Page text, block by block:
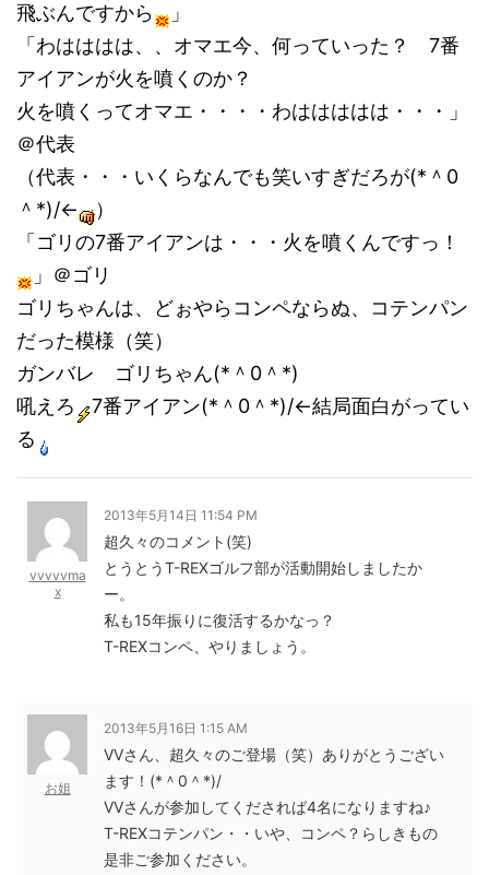
飛ぶんですから
」
「わはははは、、オマエ今、何っていった？ 7番
アイアンが火を噴くのか？
火を噴くってオマエ・・・・わははははは・・・」
＠代表
（代表・・・いくらなんでも笑いすぎだろが(*＾0
＾*)/←
）
「ゴリの7番アイアンは・・・火を噴くんですっ！
」＠ゴリ
ゴリちゃんは、どぉやらコンペならぬ、コテンパン
だった模様（笑）
ガンバレ ゴリちゃん(*＾0＾*)
吼えろ
7番アイアン(*＾0＾*)/←結局面白がってい
る
vvvvvma
x
2013年5月14日 11:54 PM
超久々のコメント(笑)
とうとうT-REXゴルフ部が活動開始しましたか
ー。
私も15年振りに復活するかなっ？
T-REXコンペ、やりましょう。
お姐
2013年5月16日 1:15 AM
VVさん、超久々のご登場（笑）ありがとうござい
ます！(*＾0＾*)/
VVさんが参加してくだされば4名になりますね♪
T-REXコテンパン・・いや、コンペ？らしきもの
是非ご参加ください。